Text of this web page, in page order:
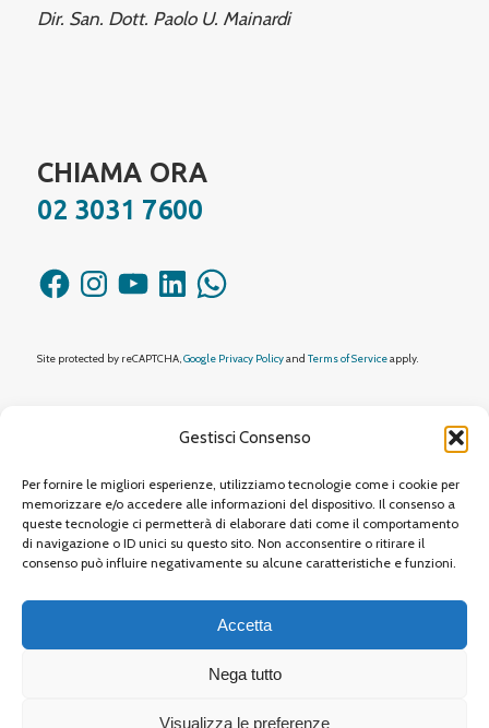
Gestisci Consenso
Per fornire le migliori esperienze, utilizziamo tecnologie come i cookie per
memorizzare e/o accedere alle informazioni del dispositivo. Il consenso a
queste tecnologie ci permetterà di elaborare dati come il comportamento
di navigazione o ID unici su questo sito. Non acconsentire o ritirare il
consenso può influire negativamente su alcune caratteristiche e funzioni.
Accetta
Nega tutto
Visualizza le preferenze
Dir. San. Dott. Paolo U. Mainardi
CHIAMA ORA
02 3031 7600
FacebookInstagramYouTubeLinkedInWhatsApp
Site protected by reCAPTCHA, Google Privacy Policyand Terms of Serviceapply.
© 2026 Neovision Tre Srl| Sede legale: Via Procaccini, 1 20154 Milano (MI) |
P.IVA 09384690963 | Rea MI 2086573